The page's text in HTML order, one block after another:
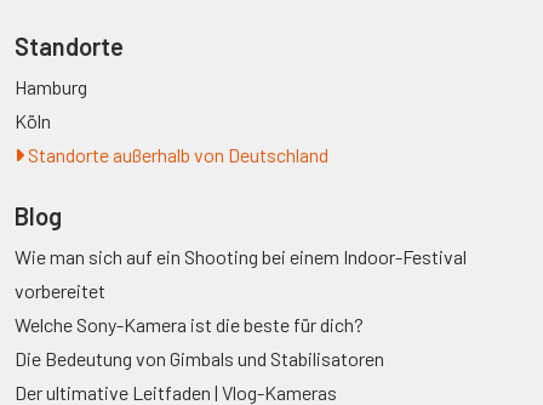
Standorte
Hamburg
Köln
Standorte außerhalb von Deutschland
Blog
Wie man sich auf ein Shooting bei einem Indoor-Festival
vorbereitet
Welche Sony-Kamera ist die beste für dich?
Die Bedeutung von Gimbals und Stabilisatoren
Der ultimative Leitfaden | Vlog-Kameras